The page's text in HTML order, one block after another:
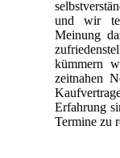
und wir
Meinung
kümmern
zeitnahen
Erfahrung
Termine zu